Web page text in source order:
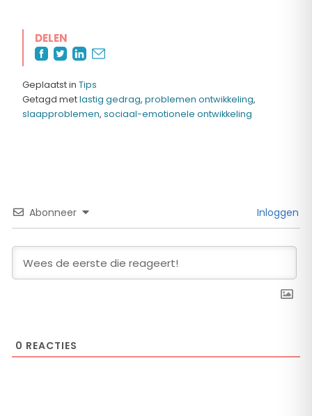
DELEN
Geplaatst in Tips
Getagd metlastig gedrag, problemen ontwikkeling,
slaapproblemen, sociaal-emotionele ontwikkeling
Abonneer Inloggen
0 REACTIES